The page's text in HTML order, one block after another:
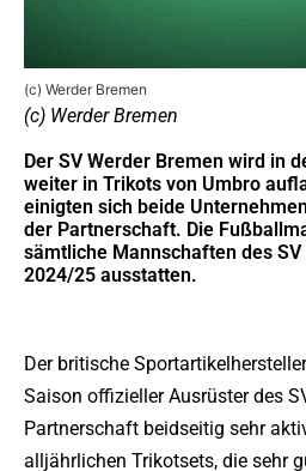
(c) Werder Bremen
(c) Werder Bremen
Der SV Werder Bremen wird in
weiter in Trikots von Umbro
einigten sich beide
der Partnerschaft. Die
sämtliche Mannschaften des
2024/25 ausstatten.
Der britische
Saison offizieller Ausrüster des
Partnerschaft beidseitig sehr
alljährlichen Trikotsets, die sehr